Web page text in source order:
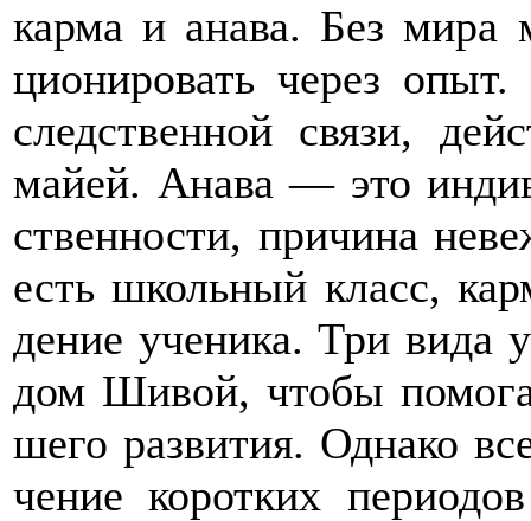
карма и анава. Без
ционировать через
следственной связи,
майей. Анава — это
ственности, причина
есть школьный класс,
дение ученика. Три
дом Шивой, чтобы
шего развития. Однако
чение коротких